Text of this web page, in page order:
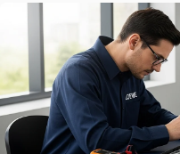
Fetih'de Loewe TV
Fetih Loewe
İçerenköy Loewe
Ataşehir'da
İçerenköy Loewe